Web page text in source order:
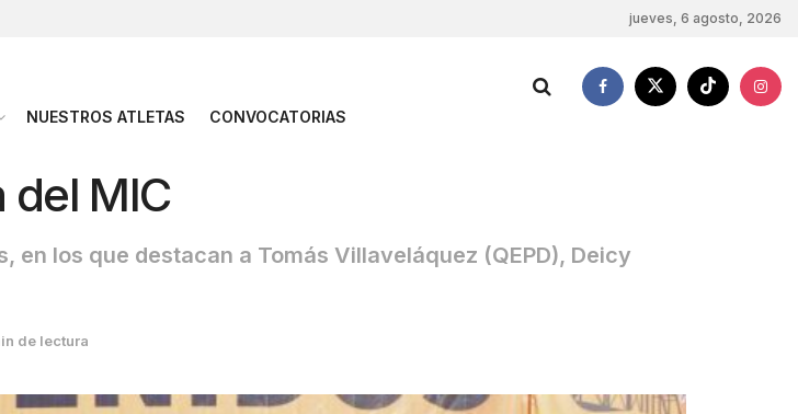
jueves, 6 agosto, 2026
NUESTROS ATLETAS CONVOCATORIAS
del MIC
los que destacan a Tomás Villaveláquez (QEPD), Deicy
de lectura